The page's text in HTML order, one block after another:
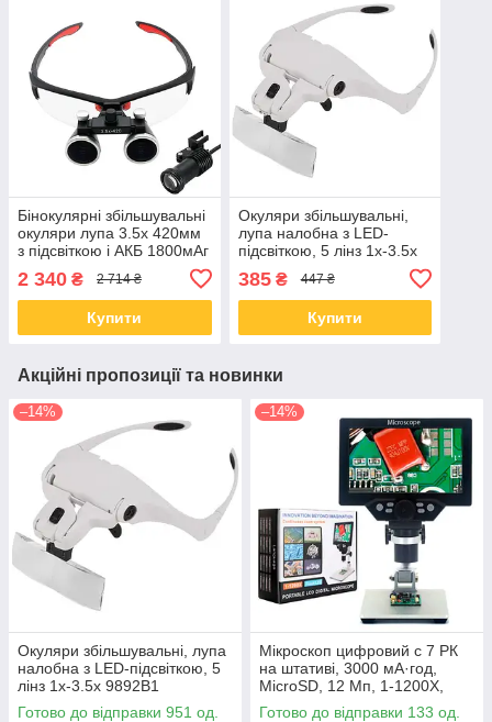
Бінокулярні збільшувальні
окуляри лупа 3.5х 420мм
з підсвіткою і АКБ 1800мАг
2 340 ₴ 2 714 ₴
Купити
Окуляри збільшувальні,
лупа налобна з LED-
підсвіткою, 5 лінз 1x-3.5x
385₴ 447 ₴
Купити
Акційні пропозиції та новинки
–14%
Окуляри збільшувальні, лупа
налобна з LED-підсвіткою, 5
лінз 1x-3.5x 9892B1
Готово до відправки 951 од.
–14%
Мікроскоп цифровий c 7 РК
на штативі, 3000 мА·год,
MicroSD, 12 Мп, 1-1200X,
G1200
Готово до відправки 133 од.